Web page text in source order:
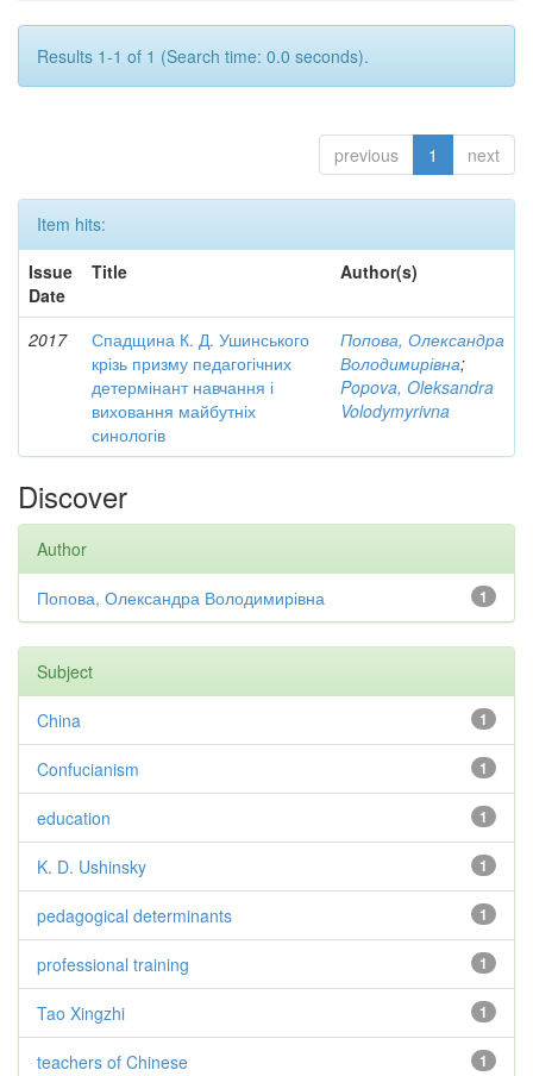
Results 1-1 of 1 (Search time: 0.0 seconds).
previous 1 next
Item hits:
Issue
Date
Title Author(s)
2017
Спадщина К. Д. Ушинського
крізь призму педагогічних
детермінант навчання і
виховання майбутніх
синологів
Попова, Олександра
Володимирівна;
Popova, Oleksandra
Volodymyrivna
Discover
Author
1
Попова, Олександра Володимирівна
Subject
1
China
1
Confucianism
1
education
1
K. D. Ushinsky
1
pedagogical determinants
1
professional training
1
Tao Xingzhi
1
teachers of Chinese